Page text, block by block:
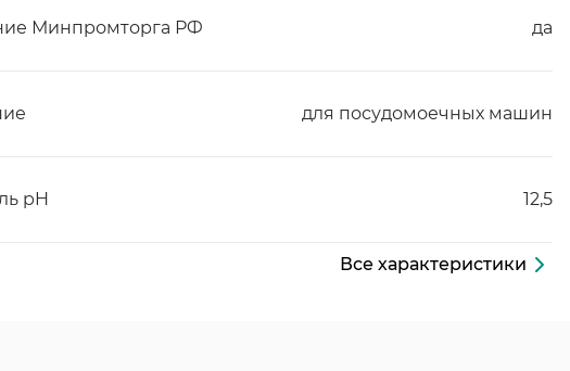
Минпромторга РФ да
для посудомоечных машин
pH 12,5
Все характеристики